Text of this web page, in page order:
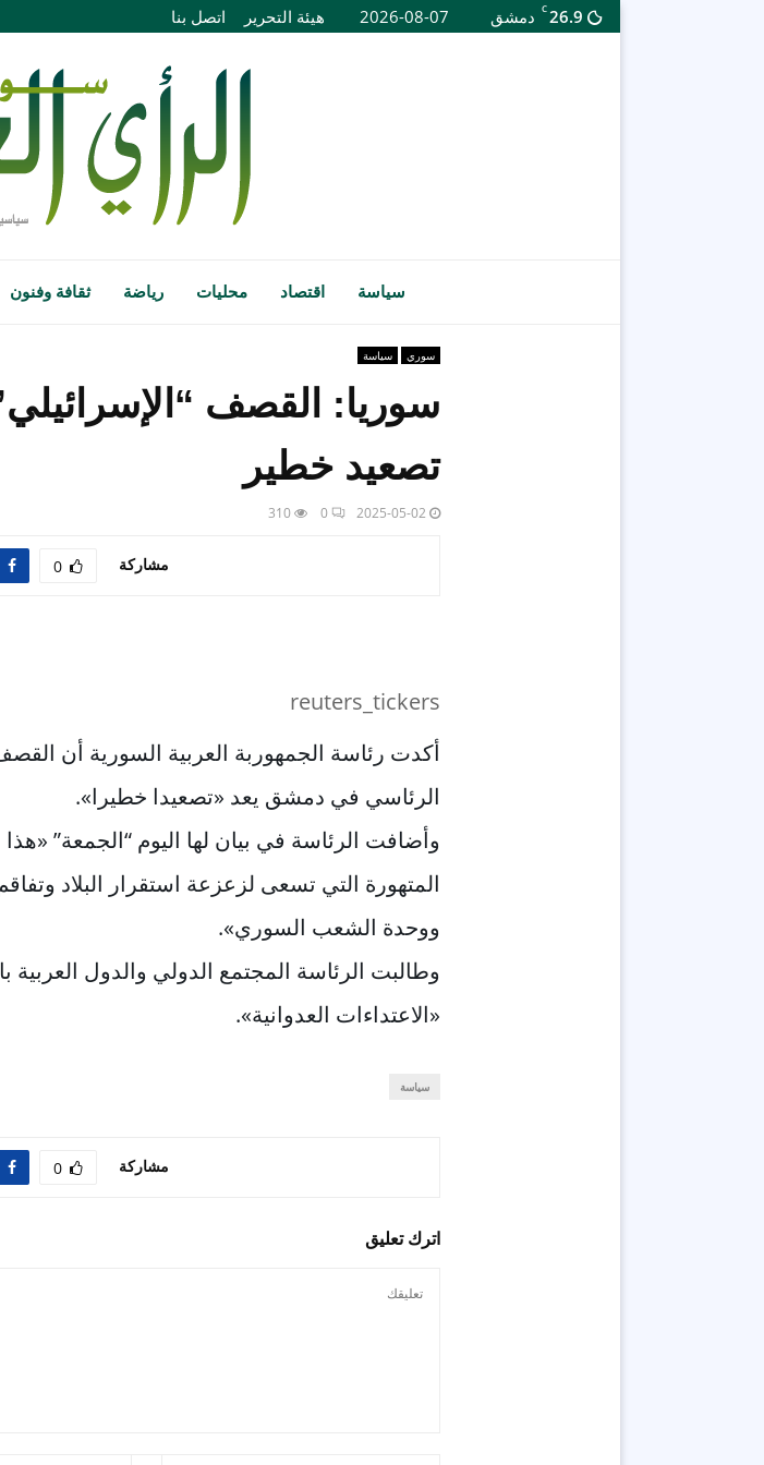
26.9
C دمشق 2026-08-07 هيئة التحرير اتصل بنا
سياسة اقتصاد محليات رياضة ثقافة وفنون
سوري سياسة
سوريا: القصف
تصعيد خطير
2025-05-02
0
310
مشاركة 0
reuters_tickers
أكدت رئاسة الجمهوربة العربية السورية أن
الرئاسي في دمشق يعد «تصعيدا خطيرا».
وأضافت الرئاسة في بيان لها اليوم “الجمعة”
المتهورة التي تسعى لزعزعة استقرار البلاد
ووحدة الشعب السوري».
وطالبت الرئاسة المجتمع الدولي والدول
«الاعتداءات العدوانية».
سياسة
مشاركة 0
اترك تعليق